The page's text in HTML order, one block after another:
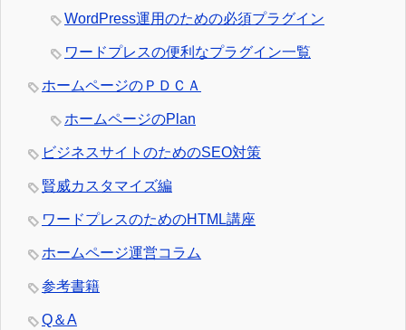
WordPress運用のための必須プラグイン
ワードプレスの便利なプラグイン一覧
ホームページのＰＤＣＡ
ホームページのPlan
ビジネスサイトのためのSEO対策
賢威カスタマイズ編
ワードプレスのためのHTML講座
ホームページ運営コラム
参考書籍
Q＆A